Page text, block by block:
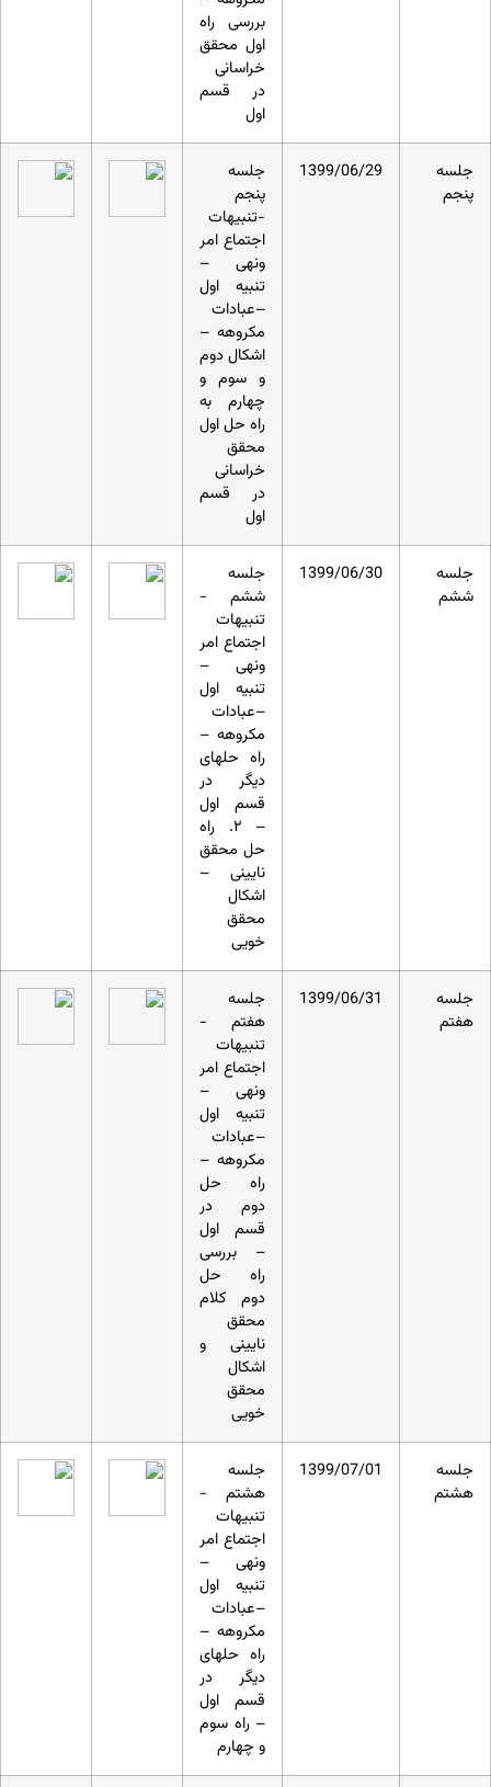
بررسی راه
اول محقق
خراسانی
در قسم
اول
جلسه
پنجم
1399/06/29
جلسه
پنجم
-تنبیهات
اجتماع امر
ونهی –
تنبیه اول
–عبادات
مکروهه –
اشکال دوم
و سوم و
چهارم به
راه حل اول
محقق
خراسانی
در قسم
اول
جلسه
ششم
1399/06/30
جلسه
ششم -
تنبیهات
اجتماع امر
ونهی –
تنبیه اول
–عبادات
مکروهه –
راه حل‏های
دیگر در
قسم اول
– ۲. راه
حل محقق
نایینی –
اشکال
محقق
خویی
جلسه
هفتم
1399/06/31
جلسه
هفتم -
تنبیهات
اجتماع امر
ونهی –
تنبیه اول
–عبادات
مکروهه –
راه حل‏
دوم در
قسم اول
– بررسی
راه حل
دوم کلام
محقق
نایینی و
اشکال
محقق
خویی
جلسه
هشتم
1399/07/01
جلسه
هشتم -
تنبیهات
اجتماع امر
ونهی –
تنبیه اول
–عبادات
مکروهه –
راه حل‏های
دیگر در
قسم اول
– راه سوم
و چهارم